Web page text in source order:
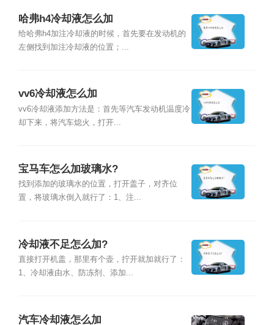
哈弗h4冷却液怎么加
给哈弗h4加注冷却液的时候，首先要在发动机的
左侧找到加注冷却液的位置；...
vv6冷却液怎么加
vv6冷却液添加方法是：首先等汽车发动机温度冷
却下来，将汽车熄火，打开...
宝马车怎么加玻璃水?
找到添加的玻璃水的位置，打开盖子，对齐位
置，将玻璃水倒入就行了：1、注...
冷却液不足怎么加?
直接打开机盖，那里有个壶，拧开就加就行了：
1、冷却液由水、防冻剂、添加...
汽车冷却液怎么加